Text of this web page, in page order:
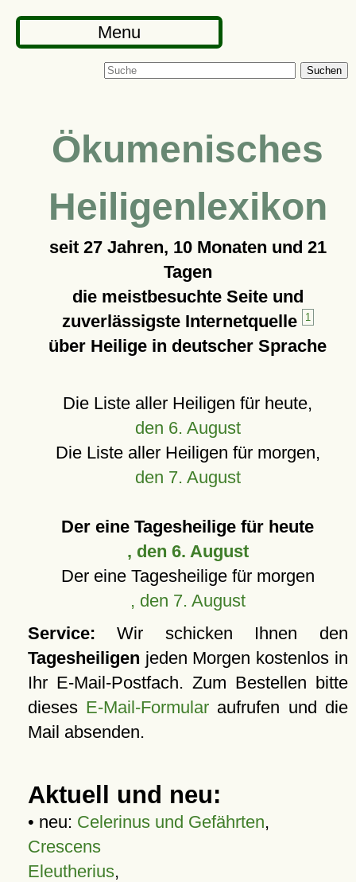
Menu
Suchen
Ökumenisches
Heiligenlexikon
seit 27 Jahren, 10 Monaten und 21
Tagen
die meistbesuchte Seite und
zuverlässigste Internetquelle
1
über Heilige in deutscher Sprache
Die Liste aller Heiligen für heute,
den 6. August
Die Liste aller Heiligen für morgen,
den 7. August
Der eine Tagesheilige für heute
, den 6. August
Der eine Tagesheilige für morgen
, den 7. August
Service: Wir schicken Ihnen den
Tagesheiligen jeden Morgen kostenlos in
Ihr E-Mail-Postfach. Zum Bestellen bitte
dieses E-Mail-Formular aufrufen und die
Mail absenden.
Aktuell und neu:
• neu: Celerinus und Gefährten,
Crescens
Eleutherius,